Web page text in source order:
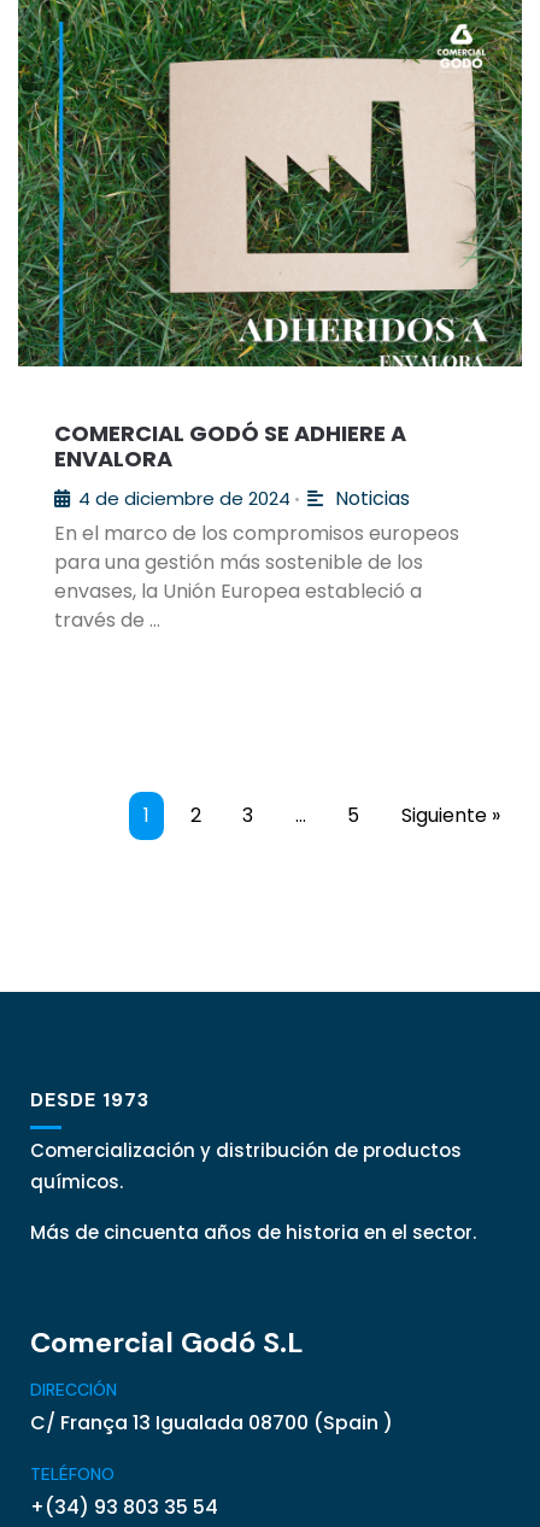
COMERCIAL GODÓ SE ADHIERE A
ENVALORA
4 de diciembre de 2024 •
Noticias
En el marco de los compromisos europeos
para una gestión más sostenible de los
envases, la Unión Europea estableció a
través de …
1 2 3 … 5 Siguiente »
DESDE 1973
Comercialización y distribución de productos
químicos.
Más de cincuenta años de historia en el sector.
Comercial Godó S.L
DIRECCIÓN
C/ França 13 Igualada 08700 (Spain )
TELÉFONO
+(34) 93 803 35 54